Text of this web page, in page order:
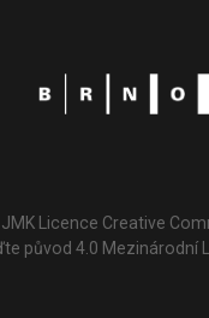
JMK Licence Creative
původ 4.0 Mezinárodní